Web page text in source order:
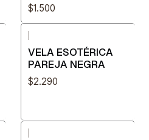
$1.500
VELA ESOTÉRICA
PAREJA NEGRA
$2.290